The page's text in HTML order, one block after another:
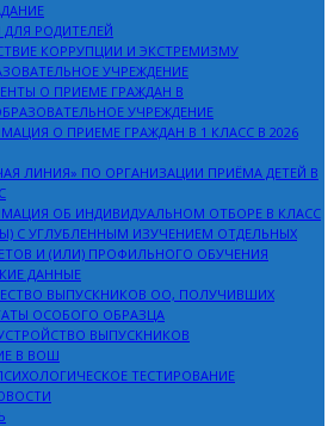
РОДИТЕЛЕЙ
КОРРУПЦИИ И ЭКСТРЕМИЗМУ
УЧРЕЖДЕНИЕ
О ПРИЕМЕ ГРАЖДАН В
УЧРЕЖДЕНИЕ
О ПРИЕМЕ ГРАЖДАН В 1 КЛАСС В 2026
ЛИНИЯ» ПО ОРГАНИЗАЦИИ ПРИЁМА ДЕТЕЙ В
ОБ ИНДИВИДУАЛЬНОМ ОТБОРЕ В КЛАСС
С УГЛУБЛЕННЫМ ИЗУЧЕНИЕМ ОТДЕЛЬНЫХ
И (ИЛИ) ПРОФИЛЬНОГО ОБУЧЕНИЯ
ДАННЫЕ
ВЫПУСКНИКОВ ОО, ПОЛУЧИВШИХ
ОСОБОГО ОБРАЗЦА
ВЫПУСКНИКОВ
В ВОШ
ТЕСТИРОВАНИЕ